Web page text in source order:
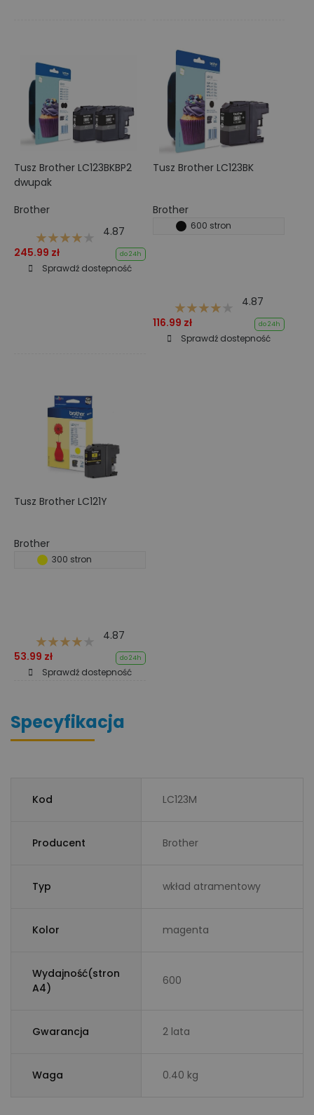
Tusz Brother LC123BKBP2
dwupak
Brother
4.87
245.99 zł
do 24h
Sprawdź dostepność
Tusz Brother LC123BK
Brother
600 stron
4.87
116.99 zł
do 24h
Sprawdź dostepność
Tusz Brother LC121Y
Brother
300 stron
4.87
53.99 zł
do 24h
Sprawdź dostepność
Specyfikacja
Kod LC123M
Producent Brother
Typ wkład atramentowy
Kolor magenta
Wydajność(stron
A4)
600
Gwarancja 2 lata
Waga 0.40 kg